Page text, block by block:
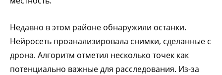
Недавно в этом районе обнаружили останки.
Нейросеть проанализировала снимки, сделанные с
дрона. Алгоритм отметил несколько точек как
потенциально важные для расследования. Из-за